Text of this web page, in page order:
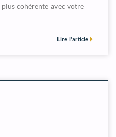
cohérente avec votre
Lire l'article